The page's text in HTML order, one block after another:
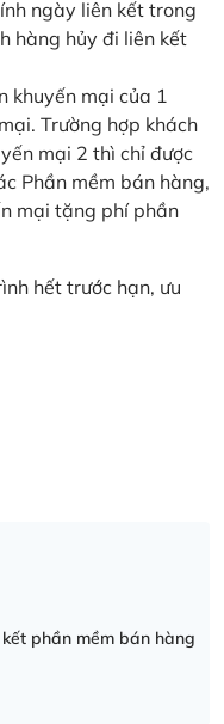
ngày liên kết trong
hàng hủy đi liên kết
khuyến mại của 1
Trường hợp khách
mại 2 thì chỉ được
Phần mềm bán hàng,
mại tặng phí phần
hết trước hạn, ưu
phần mềm bán hàng